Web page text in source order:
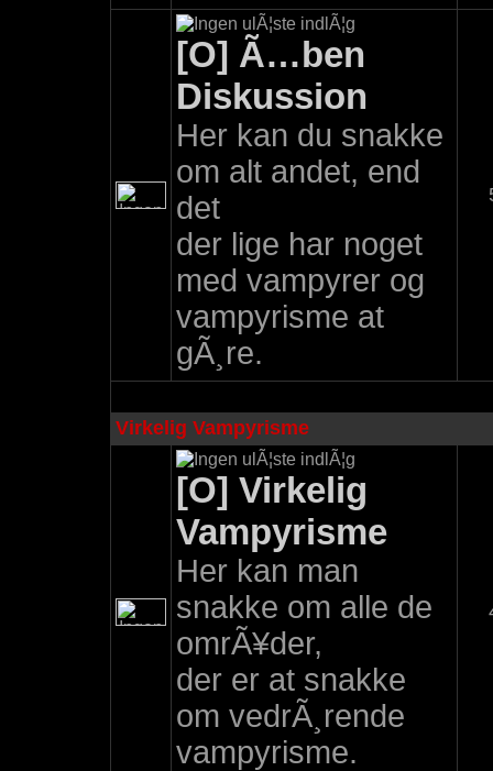
[O] Ã…ben
Diskussion
Her kan du snakke
om alt andet, end
det
der lige har noget
med vampyrer og
vampyrisme at
gÃ¸re.
Virkelig Vampyrisme
[O] Virkelig
Vampyrisme
Her kan man
snakke om alle de
omrÃ¥der,
der er at snakke
om vedrÃ¸rende
vampyrisme.